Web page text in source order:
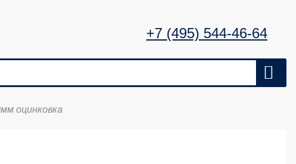
+7 (495) 544-46-64
оцинковка